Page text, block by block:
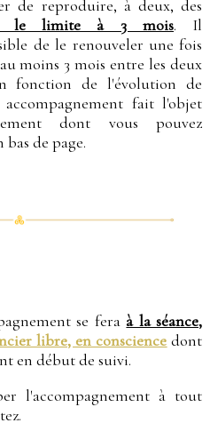
de reproduire, à deux, des
le limite à 3 mois. Il
de le renouveler une fois
moins 3 mois entre les deux
fonction de l'évolution de
fait l'objet
dont vous pouvez
de page.
se feraà la séance,
libre, en conscience dont
en début de suivi.
l'accompagnement à tout